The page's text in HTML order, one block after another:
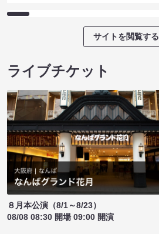
サイトを閲覧する
ライブチケット
８月本公演（8/1～8/23）
08/08 08:30 開場 09:00 開演